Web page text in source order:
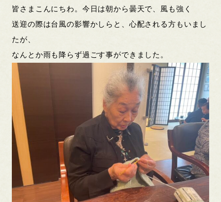
皆さまこんにちわ。今日は朝から曇天で、風も強く
送迎の際は台風の影響かしらと、心配される方もいまし
たが、
なんとか雨も降らず過ごす事ができました。